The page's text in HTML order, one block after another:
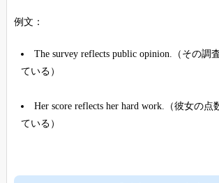
例文：
The survey reflects public opinion.（その調
ている）
Her score reflects her hard work.（彼女の点
ている）